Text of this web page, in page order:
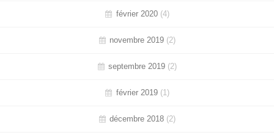
février 2020(4)
novembre 2019 (2)
septembre 2019 (2)
février 2019(1)
décembre 2018 (2)